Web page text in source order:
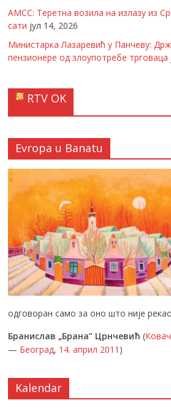
АМСС: Теретна возила на излазу из
сати јул 14, 2026
Министарка Лазаревић у Панчеву:
пензионере од злоупотребе трговаца
RTV OK
Evropa u Banatu
одговоран само за оно што није
Бранислав „Брана” Црнчевић (
— Београд, 14. април 2011 )
Kalendar